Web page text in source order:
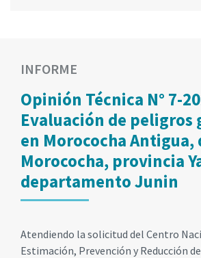
INFORME
Opinión Técnica N° 7-
Evaluación de peligros
en Morococha
Morococha, provincia
departamento Junin
Atendiendo la solicitud del Centro
Estimación, Prevención y Reducción